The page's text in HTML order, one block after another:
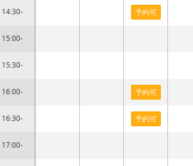
14:30-
15:00-
15:30-
16:00-
16:30-
17:00-
予約可
予約可
予約可